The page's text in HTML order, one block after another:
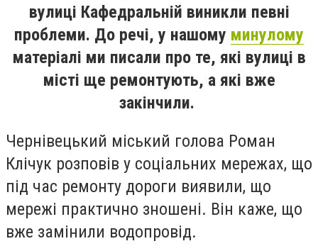
вулиці Кафедральній виникли певні
проблеми. До речі, у нашому минулому
матеріалі ми писали про те, які вулиці в
місті ще ремонтують, а які вже
закінчили.
Чернівецький міський голова Роман
Клічук розповів у соціальних мережах, що
під час ремонту дороги виявили, що
мережі практично зношені. Він каже, що
вже замінили водопровід.